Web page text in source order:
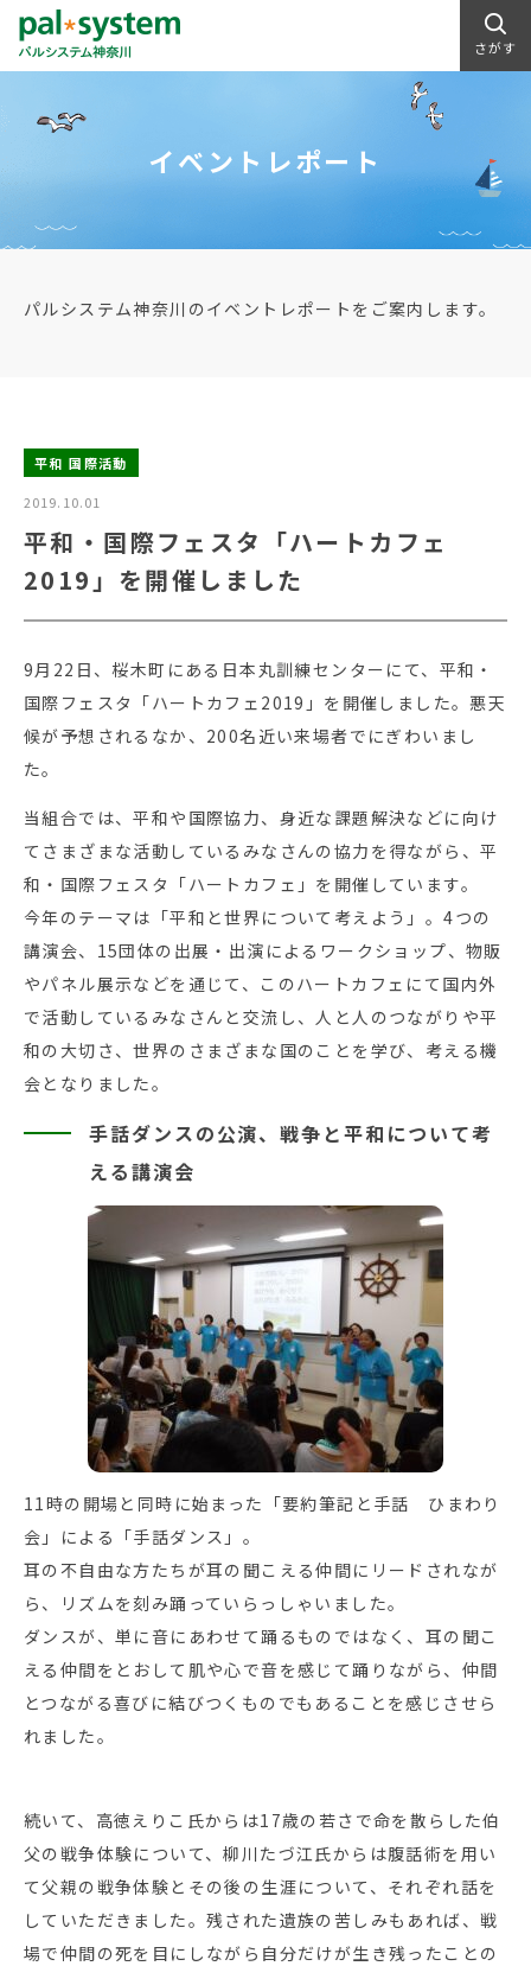
さがす
イベントレポート
パルシステム神奈川のイベントレポートをご案内します。
平和 国際活動
2019.10.01
平和・国際フェスタ「ハートカフェ
2019」を開催しました
9月22日、桜木町にある日本丸訓練センターにて、平和・
国際フェスタ「ハートカフェ2019」を開催しました。悪天
候が予想されるなか、200名近い来場者でにぎわいまし
た。
当組合では、平和や国際協力、身近な課題解決などに向け
てさまざまな活動しているみなさんの協力を得ながら、平
和・国際フェスタ「ハートカフェ」を開催しています。
今年のテーマは「平和と世界について考えよう」。4つの
講演会、15団体の出展・出演によるワークショップ、物販
やパネル展示などを通じて、このハートカフェにて国内外
で活動しているみなさんと交流し、人と人のつながりや平
和の大切さ、世界のさまざまな国のことを学び、考える機
会となりました。
手話ダンスの公演、戦争と平和について考
える講演会
11時の開場と同時に始まった「要約筆記と手話 ひまわり
会」による「手話ダンス」。
耳の不自由な方たちが耳の聞こえる仲間にリードされなが
ら、リズムを刻み踊っていらっしゃいました。
ダンスが、単に音にあわせて踊るものではなく、耳の聞こ
える仲間をとおして肌や心で音を感じて踊りながら、仲間
とつながる喜びに結びつくものでもあることを感じさせら
れました。
続いて、高徳えりこ氏からは17歳の若さで命を散らした伯
父の戦争体験について、柳川たづ江氏からは腹話術を用い
て父親の戦争体験とその後の生涯について、それぞれ話を
していただきました。残された遺族の苦しみもあれば、戦
場で仲間の死を目にしながら自分だけが生き残ったことの